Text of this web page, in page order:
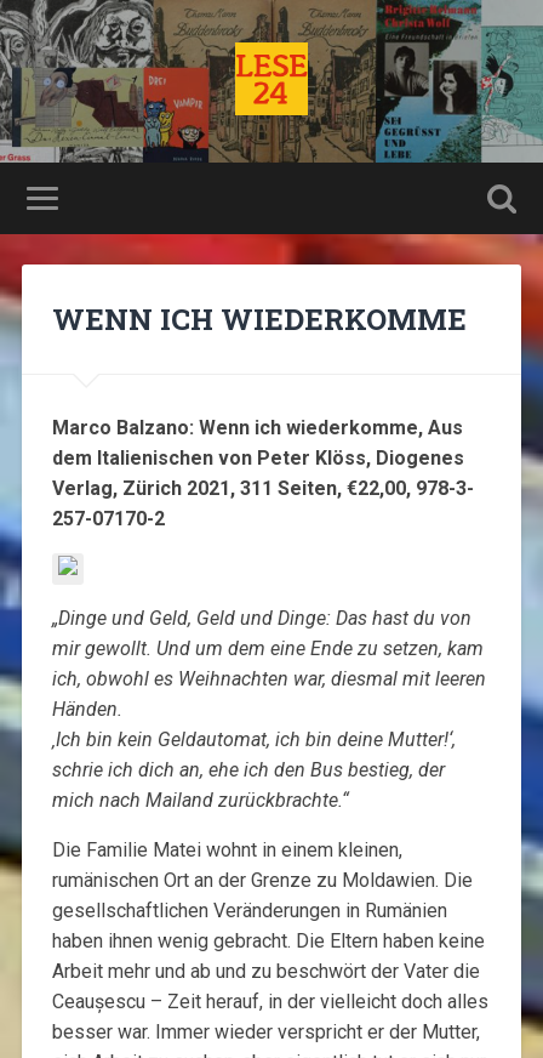
WENN ICH WIEDERKOMME
Marco Balzano: Wenn ich wiederkomme, Aus
dem Italienischen von Peter Klöss, Diogenes
Verlag, Zürich 2021, 311 Seiten, €22,00, 978-3-
257-07170-2
„Dinge und Geld, Geld und Dinge: Das hast du von
mir gewollt. Und um dem eine Ende zu setzen, kam
ich, obwohl es Weihnachten war, diesmal mit leeren
Händen.
‚Ich bin kein Geldautomat, ich bin deine Mutter!‘,
schrie ich dich an, ehe ich den Bus bestieg, der
mich nach Mailand zurückbrachte.“
Die Familie Matei wohnt in einem kleinen,
rumänischen Ort an der Grenze zu Moldawien. Die
gesellschaftlichen Veränderungen in Rumänien
haben ihnen wenig gebracht. Die Eltern haben keine
Arbeit mehr und ab und zu beschwört der Vater die
Ceaușescu – Zeit herauf, in der vielleicht doch alles
besser war. Immer wieder verspricht er der Mutter,